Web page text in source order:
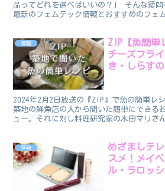
品ってどれを選べばいいの？」 そんな疑問
最新のフェムテック情報とおすすめのフェ
情報
ZIP【魚簡単
チーズフラ
き・しらす
2024年2月2日放送の『ZIP』で魚の簡単レ
築地の鮮魚店の人から聞いた簡単にできる
ュー。それに対し料理研究家の木田マリさ
情報
めざましテ
スメ！メイ
ル・ラロッ